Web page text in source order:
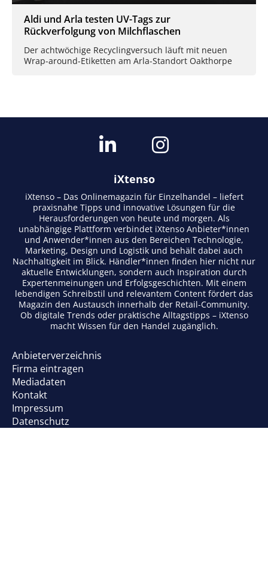
Aldi und Arla testen UV-Tags zur
Rückverfolgung von Milchflaschen
Der achtwöchige Recyclingversuch läuft mit neuen
Wrap-around-Etiketten am Arla-Standort Oakthorpe
iXtenso
iXtenso – Das Onlinemagazin für Einzelhandel – liefert
praxisnahe Tipps und innovative Lösungen für die
Herausforderungen von heute und morgen. Als
unabhängige Plattform verbindet iXtenso Anbieter*innen
und Anwender*innen aus den Bereichen Technologie,
Marketing, Design und Logistik und behält dabei auch
Nachhaltigkeit im Blick. Händler*innen finden hier nicht nur
aktuelle Entwicklungen, sondern auch Inspiration durch
Expertenmeinungen und Erfolgsgeschichten. Mit einem
lebendigen Schreibstil und relevantem Content fördert das
Magazin den Austausch innerhalb der Retail-Community.
Ob digitale Trends oder praktische Alltagstipps – iXtenso
macht Wissen für den Handel zugänglich.
Anbieterverzeichnis
Firma eintragen
Mediadaten
Kontakt
Impressum
Datenschutz